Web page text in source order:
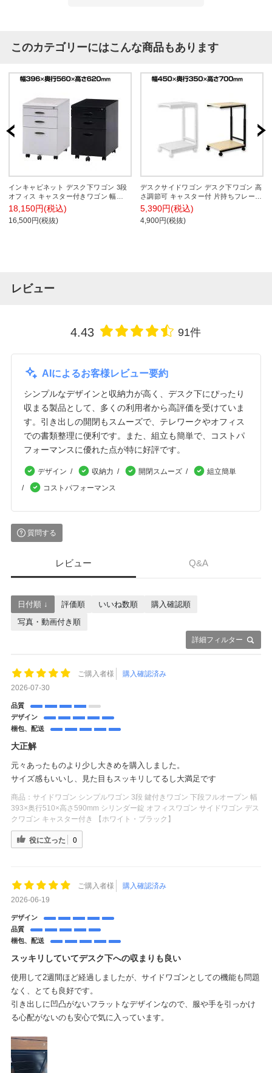
このカテゴリーにはこんな商品もあります
インキャビネット デスク下ワゴン 3段
オフィス キャスター付きワゴン 幅
396×奥行560×高さ620mm
18,150円(税込)
16,500円(税抜)
デスクサイドワゴン デスク下ワゴン 高
さ調節可 キャスター付 片持ちフレーム
シンプル 組み立て式 幅450×奥行350×
高さ540～700mm
5,390円(税込)
4,900円(税抜)
レビュー
4.43 91件
AIによるお客様レビュー要約
シンプルなデザインと収納力が高く、デスク下にぴったり
収まる製品として、多くの利用者から高評価を受けていま
す。引き出しの開閉もスムーズで、テレワークやオフィス
での書類整理に便利です。また、組立も簡単で、コストパ
フォーマンスに優れた点が特に好評です。
デザイン 収納力 開閉スムーズ
組立簡単
コストパフォーマンス
質問する
レビュー Q&A
詳細フィルター
日付順 ↓ 評価順 いいね数順
購入確認順
写真・動画付き順
ご購入者様
購入確認済み
2026-07-30
品質
デザイン
梱包、配送
大正解
元々あったものより少し大きめを購入しました。
サイズ感もいいし、見た目もスッキリしてるし大満足です
商品： サイドワゴン シンプルワゴン 3段 鍵付きワゴン 下段フルオープン 幅
393×奥行510×高さ590mm シリンダー錠 オフィスワゴン サイドワゴン デス
クワゴン キャスター付き 【ホワイト・ブラック】
役に立った 0
ご購入者様
購入確認済み
2026-06-19
デザイン
品質
梱包、配送
スッキリしていてデスク下への収まりも良い
使用して2週間ほど経過しましたが、サイドワゴンとしての機能も問題
なく、とても良好です。
引き出しに凹凸がないフラットなデザインなので、服や手を引っかけ
る心配がないのも安心で気に入っています。